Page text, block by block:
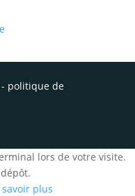
- politique de
lors de votre visite.
savoir plus